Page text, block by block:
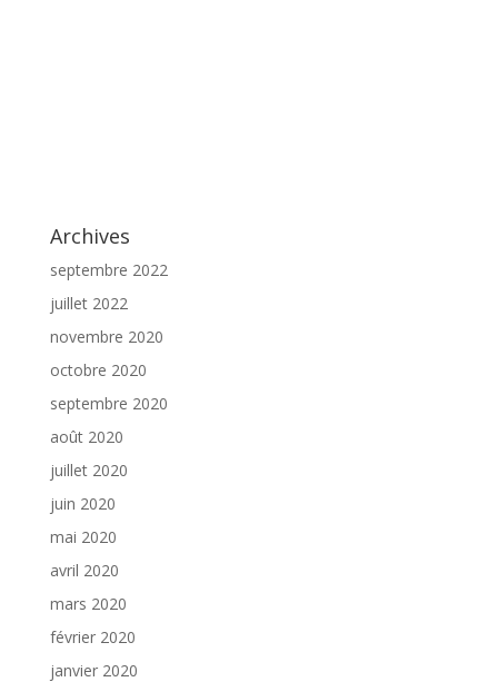
Archives
septembre 2022
juillet 2022
novembre 2020
octobre 2020
septembre 2020
août 2020
juillet 2020
juin 2020
mai 2020
avril 2020
mars 2020
février 2020
janvier 2020